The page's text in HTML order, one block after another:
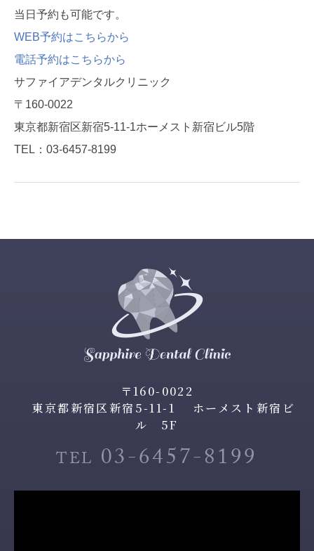
当日予約も可能です。
WEB予約はこちらから
電話予約はこちらから
サファイアデンタルクリニック
〒160-0022
東京都新宿区新宿5-11-1ホーメスト新宿ビル5階
TEL：03-6457-8199
〒160-0022
東京都新宿区新宿5-11-1 ホーメスト新宿ビ
ル 5F
TEL 03-6457-8199